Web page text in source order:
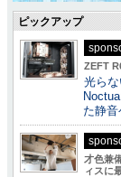
ピックアップ
ZEFT
光らな
た静
才色兼
ィスに